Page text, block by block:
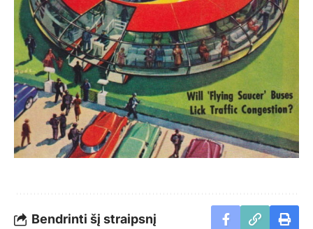
Bendrinti šį straipsnį